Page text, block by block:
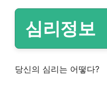
심리정보
당신의 심리는 어떻다?